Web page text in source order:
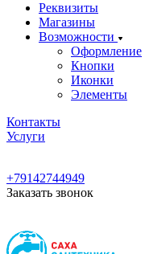
Реквизиты
Магазины
Возможности
Оформление
Кнопки
Иконки
Элементы
Контакты
Услуги
+79142744949
Заказать звонок